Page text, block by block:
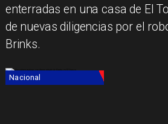
enterradas en una casa de El
de nuevas diligencias por el
Brinks.
Nacional